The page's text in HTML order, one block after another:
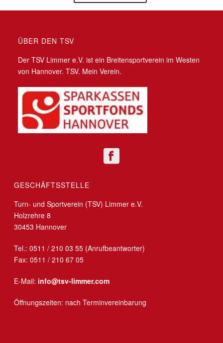
ÜBER DEN TSV
Der TSV Limmer e.V. ist ein Breitensportverein im Westen
von Hannover. TSV. Mein Verein.
GESCHÄFTSSTELLE
Turn- und Sportverein (TSV) Limmer e.V.
Holzrehre 8
30453 Hannover
Tel.: 0511 / 210 03 55 (Anrufbeantworter)
Fax: 0511 / 210 67 05
E-Mail: info@tsv-limmer.com
Öffnungszeiten: nach Terminvereinbarung